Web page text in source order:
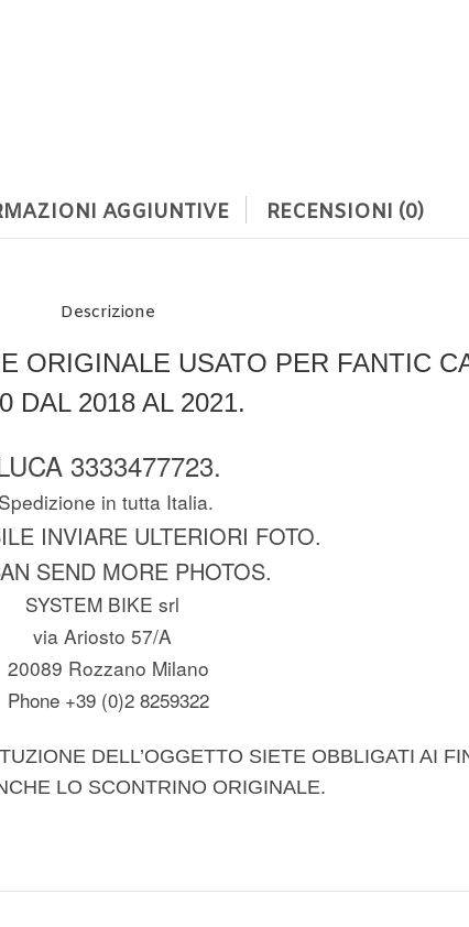
AGGIUNTIVE RECENSIONI (0)
Descrizione
ORIGINALE USATO PER FANTIC
DAL 2018 AL 2021.
3333477723.
Spedizione in tutta Italia.
INVIARE ULTERIORI FOTO.
SEND MORE PHOTOS.
SYSTEM BIKE srl
via Ariosto 57/A
20089 Rozzano Milano
Phone +39 (0)2 8259322
DELL’OGGETTO SIETE OBBLIGATI AI
LO SCONTRINO ORIGINALE.